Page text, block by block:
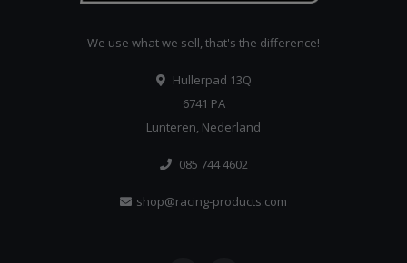
We use what we sell, that's the difference!
Hullerpad 13Q
6741 PA
Lunteren, Nederland
085 744 4602
shop@racing-products.com